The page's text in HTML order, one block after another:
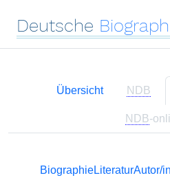
Deutsche
Übersicht NDB
NDB-
BiographieLiteraturAutor/in